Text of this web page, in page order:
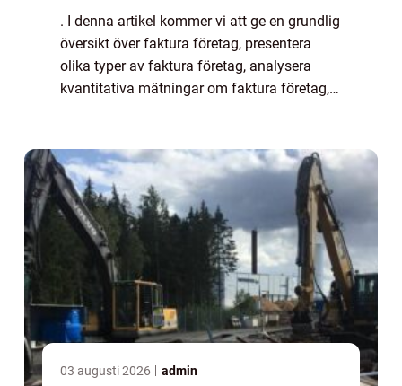
. I denna artikel kommer vi att ge en grundlig
översikt över faktura företag, presentera
olika typer av faktura företag, analysera
kvantitativa mätningar om faktura företag,
03 augusti 2026 admin